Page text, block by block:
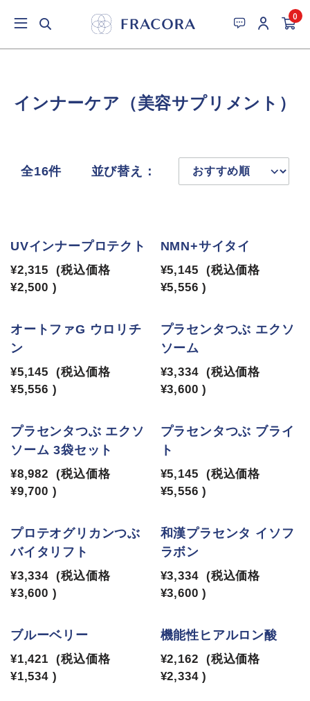
0
インナーケア（美容サプリメント）
全16件 並び替え：
UVインナープロテクト
¥2,315
(税込価格
¥2,500 )
NMN+サイタイ
¥5,145
(税込価格
¥5,556 )
オートファG ウロリチ
ン
¥5,145
(税込価格
¥5,556 )
プラセンタつぶ エクソ
ソーム
¥3,334
(税込価格
¥3,600 )
プラセンタつぶ エクソ
ソーム 3袋セット
¥8,982
(税込価格
¥9,700 )
プラセンタつぶ ブライ
ト
¥5,145
(税込価格
¥5,556 )
プロテオグリカンつぶ
バイタリフト
¥3,334 (税込価格
¥3,600 )
和漢プラセンタ イソフ
ラボン
¥3,334
(税込価格
¥3,600 )
ブルーベリー
¥1,421
(税込価格
¥1,534 )
機能性ヒアルロン酸
¥2,162
(税込価格
¥2,334 )